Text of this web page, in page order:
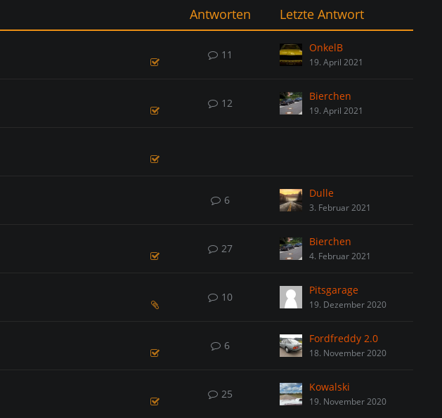
Antworten Letzte Antwort
11
OnkelB
19. April 2021
12
Bierchen
19. April 2021
6
Dulle
3. Februar 2021
27
Bierchen
4. Februar 2021
10
Pitsgarage
19. Dezember 2020
6
Fordfreddy 2.0
18. November 2020
25
Kowalski
19. November 2020